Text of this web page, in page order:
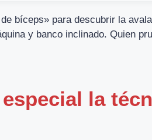
bíceps» para descubrir la
y banco inclinado. Quien
la